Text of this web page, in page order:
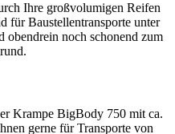
Ihre großvolumigen Reifen
für Baustellentransporte unter
obendrein noch schonend zum
Krampe BigBody 750 mit ca.
gerne für Transporte von